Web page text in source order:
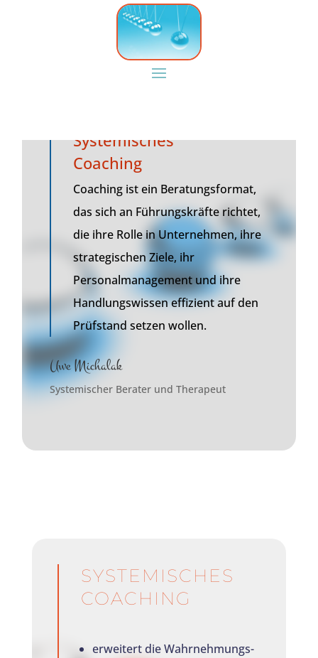
Systemisches
Coaching
Coaching ist ein Beratungsformat,
das sich an Führungskräfte richtet,
die ihre Rolle in Unternehmen, ihre
strategischen Ziele, ihr
Personalmanagement und ihre
Handlungswissen effizient auf den
Prüfstand setzen wollen.
Uwe Michalak
Systemischer Berater und Therapeut
SYSTEMISCHES
COACHING
erweitert die Wahrnehmungs-